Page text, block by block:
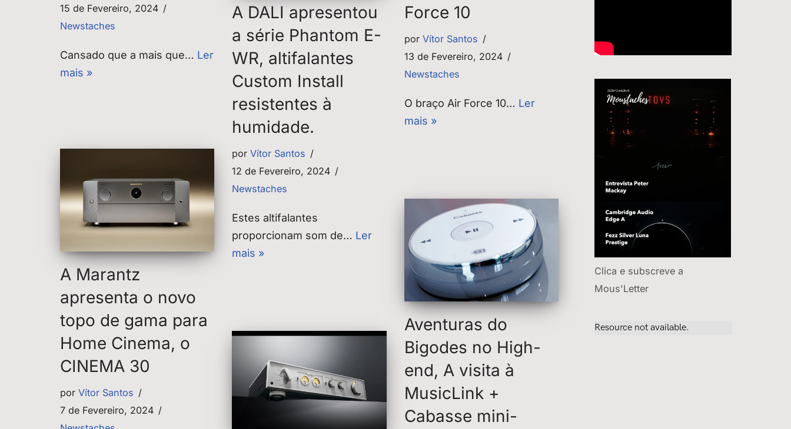
15 de Fevereiro, 2024
Newstaches
Cansado que a mais que… Ler
mais »
Force 10
por Vítor Santos
13 de Fevereiro, 2024
Newstaches
O braço Air Force 10… Ler
mais »
A DALI apresentou
a série Phantom E-
WR, altifalantes
Custom Install
resistentes à
humidade.
porVítor Santos
12 de Fevereiro, 2024
Newstaches
Estes altifalantes
proporcionam som de… Ler
mais »
A Marantz
apresenta o novo
topo de gama para
Home Cinema, o
CINEMA 30
por Vítor Santos
7 de Fevereiro, 2024
Aventuras do
Bigodes no High-
end, A visita à
MusicLink +
Cabasse mini-
Clica e subscreve a
Mous'Letter